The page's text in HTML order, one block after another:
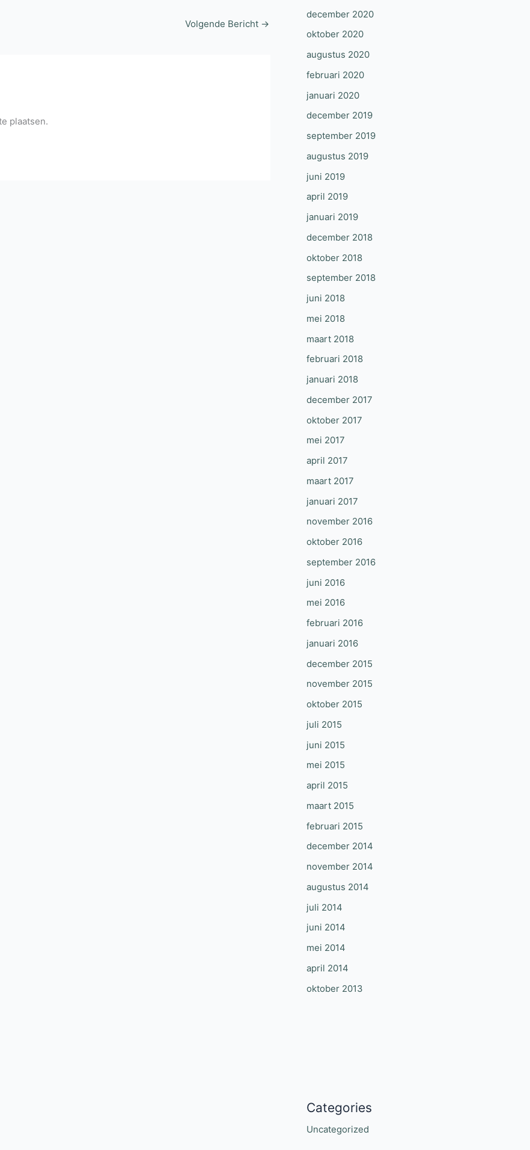
Volgende Bericht →
plaatsen.
december 2020
oktober 2020
augustus 2020
februari 2020
januari 2020
december 2019
september 2019
augustus 2019
juni 2019
april 2019
januari 2019
december 2018
oktober 2018
september 2018
juni 2018
mei 2018
maart 2018
februari 2018
januari 2018
december 2017
oktober 2017
mei 2017
april 2017
maart 2017
januari 2017
november 2016
oktober 2016
september 2016
juni 2016
mei 2016
februari 2016
januari 2016
december 2015
november 2015
oktober 2015
juli 2015
juni 2015
mei 2015
april 2015
maart 2015
februari 2015
december 2014
november 2014
augustus 2014
juli 2014
juni 2014
mei 2014
april 2014
oktober 2013
Categories
Uncategorized